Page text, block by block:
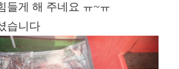
들게 해 주네요 ㅠ~ㅠ
습니다